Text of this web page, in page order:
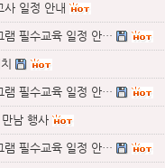
일정 안내
필수교육 일정 안…
필수교육 일정 안…
남 행사
필수교육 일정 안…